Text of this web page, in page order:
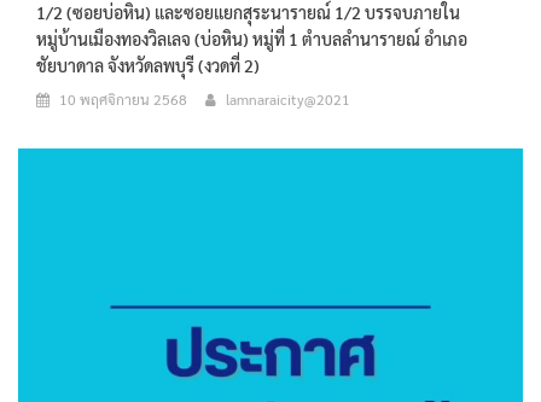
1/2 (ซอยบ่อหิน) และซอยแยกสุระนารายณ์ 1/2 บรรจบภายใน
หมู่บ้านเมืองทองวิลเลจ (บ่อหิน) หมู่ที่ 1 ตำบลลำนารายณ์ อำเภอ
ชัยบาดาล จังหวัดลพบุรี (งวดที่ 2)
10 พฤศจิกายน 2568 lamnaraicity@2021